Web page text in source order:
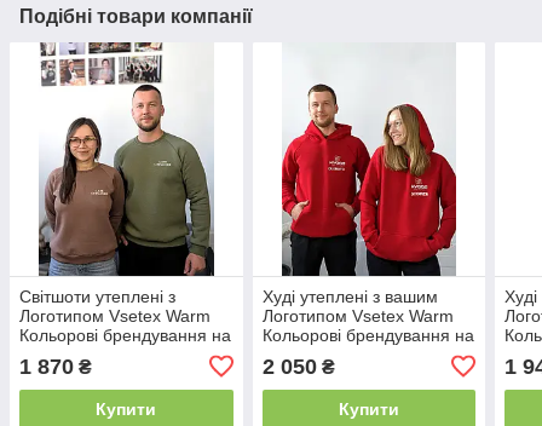
Подібні товари компанії
Світшоти утеплені з
Логотипом Vsetex Warm
Кольорові брендування на
25см)
1 870 ₴
Купити
Худі утеплені з вашим
Логотипом Vsetex Warm
Кольорові брендування на
25см)
2 050₴
Купити
1